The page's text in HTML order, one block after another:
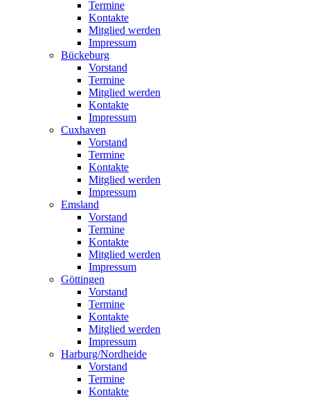
Termine
Kontakte
Mitglied werden
Impressum
Bückeburg
Vorstand
Termine
Mitglied werden
Kontakte
Impressum
Cuxhaven
Vorstand
Termine
Kontakte
Mitglied werden
Impressum
Emsland
Vorstand
Termine
Kontakte
Mitglied werden
Impressum
Göttingen
Vorstand
Termine
Kontakte
Mitglied werden
Impressum
Harburg/Nordheide
Vorstand
Termine
Kontakte